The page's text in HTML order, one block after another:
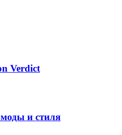
Verdict
и стиля